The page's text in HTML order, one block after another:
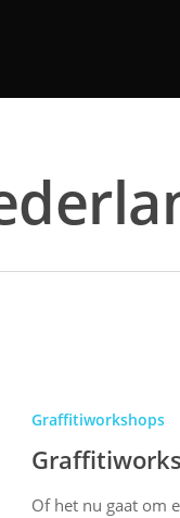
Graffitiworkshops
Of het nu gaat om